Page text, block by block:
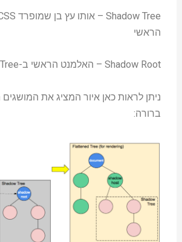
הראשי
Shadow Root – האלמנט הראשי ב-Shadow Tree
ניתן לראות כאן איור המציג את המושגים
ברורה: